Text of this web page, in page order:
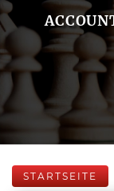
STARTSEITE